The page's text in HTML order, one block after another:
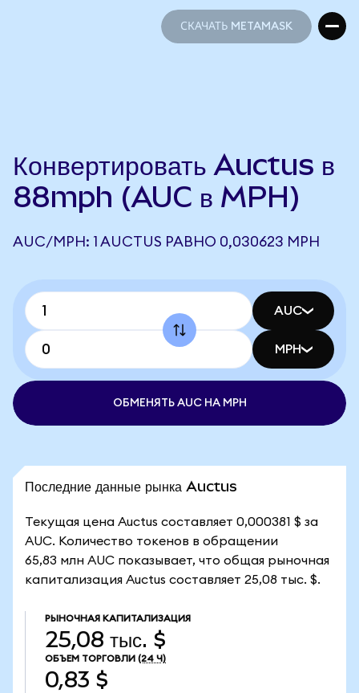
СКАЧАТЬ METAMASK
Конвертировать Auctus в
88mph (AUC в MPH)
AUC/MPH: 1 AUCTUS РАВНО 0,030623 MPH
AUC
MPH
ОБМЕНЯТЬ AUC НА MPH
Последние данные рынка Auctus
Текущая цена Auctus составляет 0,000381 $ за
AUC. Количество токенов в обращении
65,83 млн AUC показывает, что общая рыночная
капитализация Auctus составляет 25,08 тыс. $.
РЫНОЧНАЯ КАПИТАЛИЗАЦИЯ
25,08 тыс. $
ОБЪЕМ ТОРГОВЛИ (24 Ч)
0,83 $